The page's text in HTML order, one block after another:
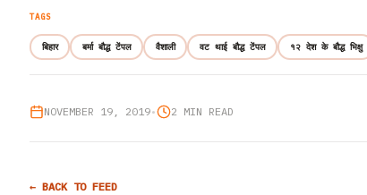
TAGS
बिहार बर्मा बौद्ध टेंपल वैशाली वट थाई बौद्ध टेंपल १२ देश के बौद्ध भिक्षु
NOVEMBER 19, 2019• 2 MIN READ
← BACK TO FEED